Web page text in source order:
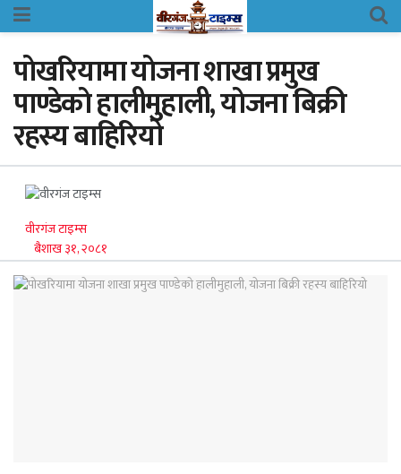
पाेखरियामा याेजना शाखा प्रमुख
पाण्डेकाे हालीमुहाली, याेजना बिक्री
रहस्य बाहिरियो
वीरगंज टाइम्स
बैशाख ३१, २०८१